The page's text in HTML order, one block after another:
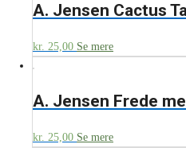
A. Jensen Cactus
kr. 25,00 Se mere
A. Jensen Frede
kr. 25,00 Se mere